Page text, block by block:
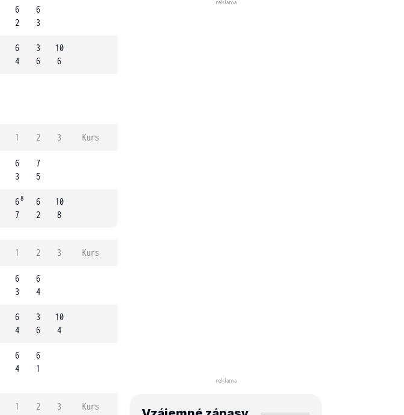
6
2
6
3
6
4
3
6
10
6
1 2 3 Kurs
6
3
7
5
68
7
6
2
10
8
1 2 3 Kurs
6
3
6
4
6
4
3
6
10
4
6
4
6
1
1 2 3 Kurs